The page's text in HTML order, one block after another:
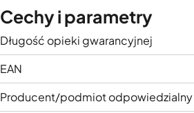
Cechy i parametry
Długość opieki gwarancyjnej
EAN
Producent/podmiot odpowiedzialny